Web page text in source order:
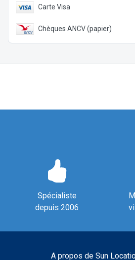
Carte Visa
Chèques ANCV (papier)
Spécialiste
depuis 2006
A propos de Sun